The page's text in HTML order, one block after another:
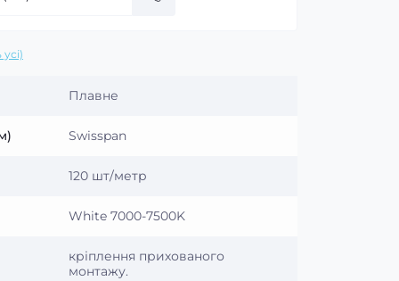
Плавне
Swisspan
120 шт/метр
White 7000-7500K
кріплення прихованого
монтажу.